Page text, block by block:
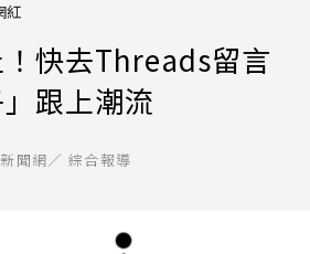
紅
快去Threads留言
」跟上潮流
聞網／ 綜合報導